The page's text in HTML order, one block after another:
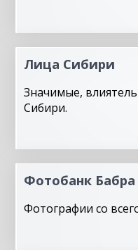
Лица Сибири
Значимые,
Сибири.
Фотобанк Бабра
Фотографии со